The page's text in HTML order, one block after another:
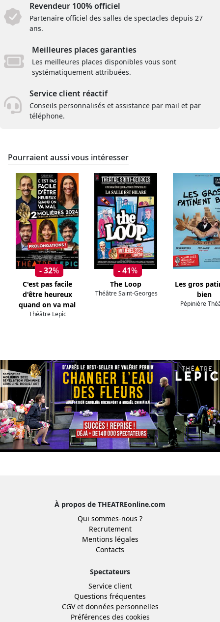
Revendeur 100% officiel
Partenaire officiel des salles de spectacles depuis 27
ans.
Meilleures places garanties
Les meilleures places disponibles vous sont
systématiquement attribuées.
Service client réactif
Conseils personnalisés et assistance par mail et par
téléphone.
Pourraient aussi vous intéresser
- 32%
C'est pas facile
d'être heureux
quand on va mal
Théâtre Lepic
- 41%
The Loop
Théâtre Saint-Georges
Les gros
bien
Pépinière
À propos de THEATREonline.com
Qui sommes-nous ?
Recrutement
Mentions légales
Contacts
Spectateurs
Service client
Questions fréquentes
CGVet données personnelles
Préférences des cookies